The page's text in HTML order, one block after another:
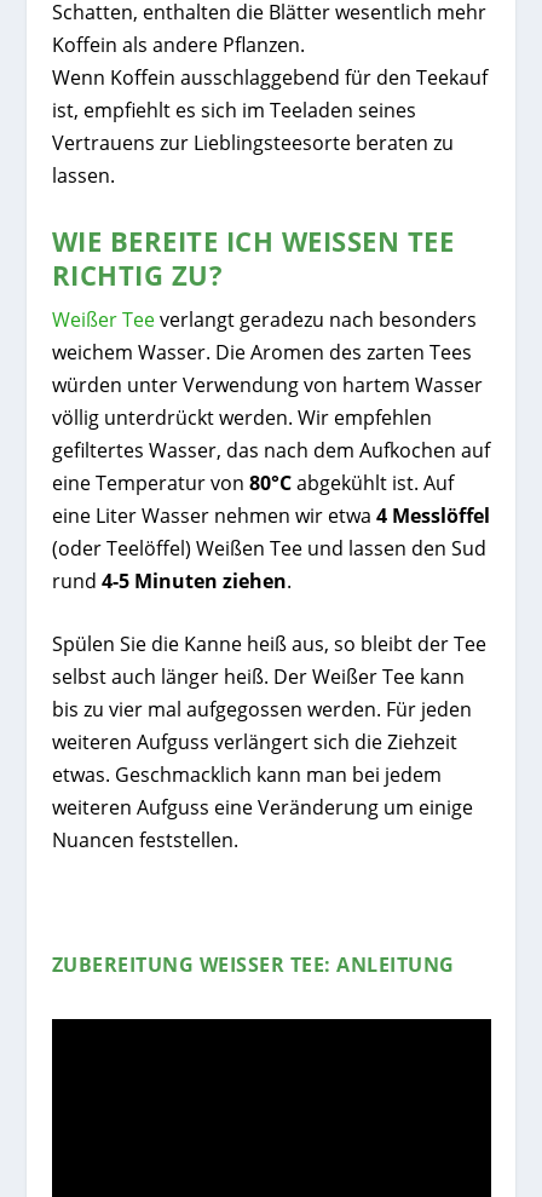
Schatten, enthalten die Blätter wesentlich mehr
Koffein als andere Pflanzen.
Wenn Koffein ausschlaggebend für den Teekauf
ist, empfiehlt es sich im Teeladen seines
Vertrauens zur Lieblingsteesorte beraten zu
lassen.
WIE BEREITE ICH WEISSEN TEE R
ICHTIG ZU?
Weißer Teeverlangt geradezu nach besonders
weichem Wasser. Die Aromen des zarten Tees
würden unter Verwendung von hartem Wasser
völlig unterdrückt werden. Wir empfehlen
gefiltertes Wasser, das nach dem Aufkochen auf
eine Temperatur von 80°Cabgekühlt ist. Auf
eine Liter Wasser nehmen wir etwa 4 Messlöffel
(oder Teelöffel) Weißen Tee und lassen den Sud
rund 4-5 Minuten ziehen.
Spülen Sie die Kanne heiß aus, so bleibt der Tee
selbst auch länger heiß. Der Weißer Tee kann
bis zu vier mal aufgegossen werden. Für jeden
weiteren Aufguss verlängert sich die Ziehzeit
etwas. Geschmacklich kann man bei jedem
weiteren Aufguss eine Veränderung um einige
Nuancen feststellen.
ZUBEREITUNG WEISSER TEE: ANLEITUNG